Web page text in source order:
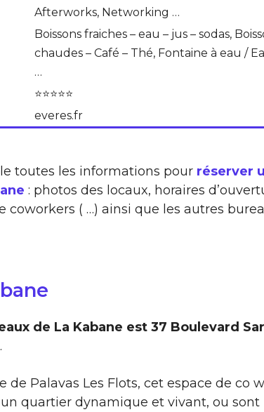
Afterworks, Networking …
Boissons fraiches – eau – jus – sodas,
chaudes – Café – Thé, Fontaine à eau /
…
⭐⭐⭐⭐⭐
everes.fr
toutes les informations pour réserver
: photos des locaux, horaires
coworkers ( …) ainsi que les autres
de La Kabane est 37 Boulevard
.
de Palavas Les Flots, cet espace de co
quartier dynamique et vivant, ou sont